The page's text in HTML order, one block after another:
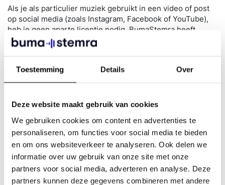
Toestemming Details Over
Deze website maakt gebruik van cookies
We gebruiken cookies om content en advertenties te
personaliseren, om functies voor social media te bieden
en om ons websiteverkeer te analyseren. Ook delen we
informatie over uw gebruik van onze site met onze
partners voor social media, adverteren en analyse. Deze
partners kunnen deze gegevens combineren met andere
Als je als particulier muziek gebruikt in een video of post
op social media (zoals Instagram, Facebook of YouTube),
heb je geen aparte licentie nodig. BumaStemra heeft
namelijk afspraken met deze platforms, waardoor dit
gebruik al is afgedekt.
Gebruik je muziek op social media in een
commerciële
context– bijvoorbeeld als merk, bedrijf of influencer – dan
synchronisatielicentie (sync-licentie) van BumaStemra
nodig. De bestaande platformlicenties dekken namelijk
geen gebruik waarbij muziek wordt gekoppeld aan
commerciële content. Zonder zo’n sync-licentie maak je
inbreuk op het auteursrecht.
Heb je een sync-licentie nodig of wil je meer informatie?
Klik hier.